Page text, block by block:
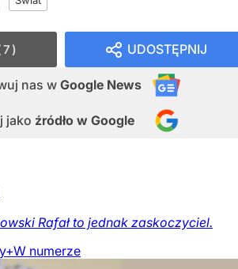
UDOSTĘPNIJ
nas w Google News
jako źródło w Google
7
Rafał to jednak zaskoczyciel.
W numerze